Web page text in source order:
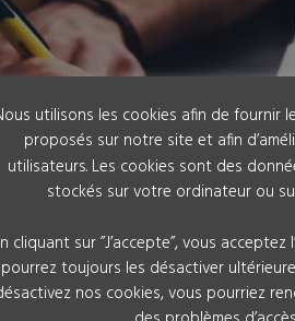
utilisons les cookies afin de fournir
proposés sur notre site et afin
utilisateurs. Les cookies sont des
stockés sur votre ordinateur ou
cliquant sur ”J’accepte”, vous
pourrez toujours les désactiver
nos cookies, vous pourriez